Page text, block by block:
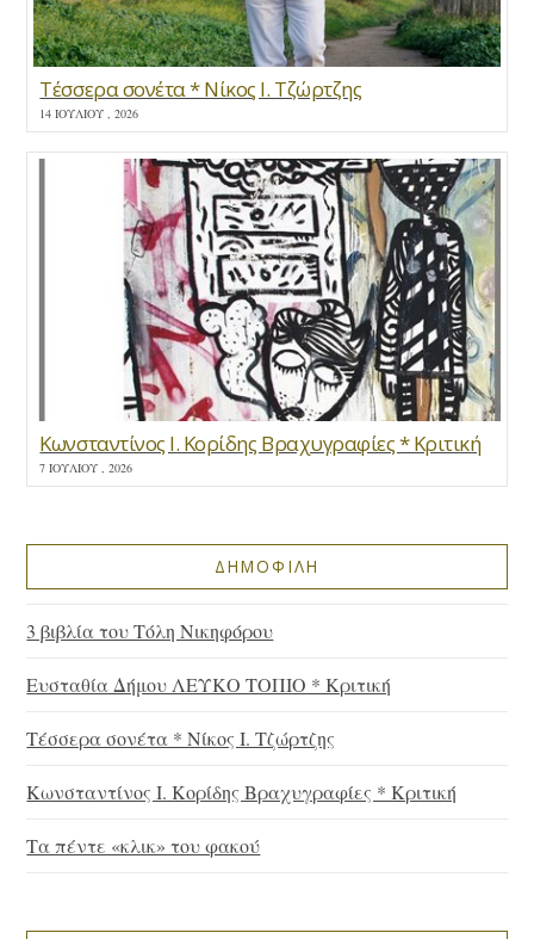
Τέσσερα σονέτα * Νίκος Ι. Τζώρτζης
14 ΙΟΥΛΊΟΥ , 2026
Κωνσταντίνος Ι. Κορίδης Βραχυγραφίες * Κριτική
7 ΙΟΥΛΊΟΥ , 2026
ΔΗΜΟΦΙΛΗ
3 βιβλία του Τόλη Νικηφόρου
Ευσταθία Δήμου ΛΕΥΚΟ ΤΟΠΙΟ * Κριτική
Τέσσερα σονέτα * Νίκος Ι. Τζώρτζης
Κωνσταντίνος Ι. Κορίδης Βραχυγραφίες * Κριτική
Τα πέντε «κλικ» του φακού